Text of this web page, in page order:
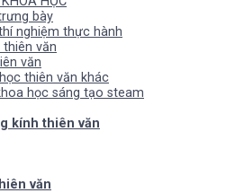
bày
nghiệm thực hành
thiên văn
văn
thiên văn khác
học sáng tạo steam
kính thiên văn
văn